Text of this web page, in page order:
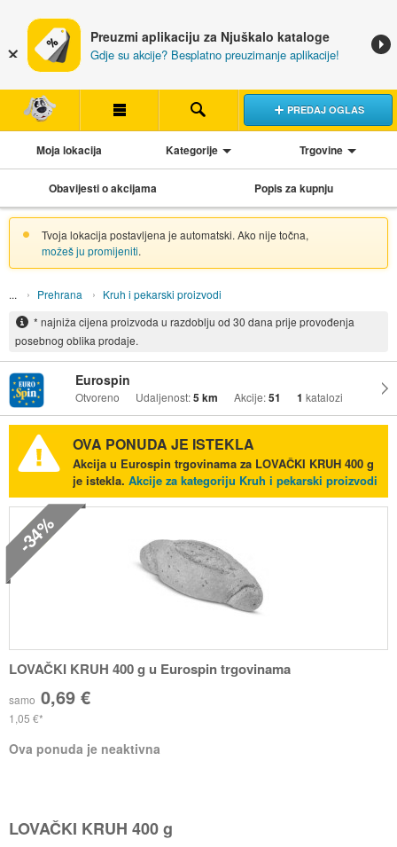
Preuzmi aplikaciju za Njuškalo kataloge
Gdje su akcije? Besplatno preuzimanje aplikacije!
PREDAJ OGLAS
Moja lokacija Kategorije Trgovine
Obavijesti o akcijama Popis za kupnju
Tvoja lokacija postavljena je automatski. Ako nije točna,
možeš ju promijeniti.
Prehrana
Kruh i pekarski proizvodi
* najniža cijena proizvoda u razdoblju od 30 dana prije provođenja
posebnog oblika prodaje.
Eurospin
Otvoreno Udaljenost:5 km Akcije:51 1 katalozi
OVA PONUDA JE ISTEKLA
Akcija u Eurospin trgovinama za LOVAČKI KRUH 400 g
je istekla. Akcije za kategoriju Kruh i pekarski proizvodi
-34%
LOVAČKI KRUH 400 g u Eurospin trgovinama
samo 0,69 €
1,05 €
Ova ponuda je neaktivna
LOVAČKI KRUH 400 g